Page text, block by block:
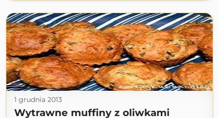
1 grudnia 2013
Wytrawne muffiny z oliwkami